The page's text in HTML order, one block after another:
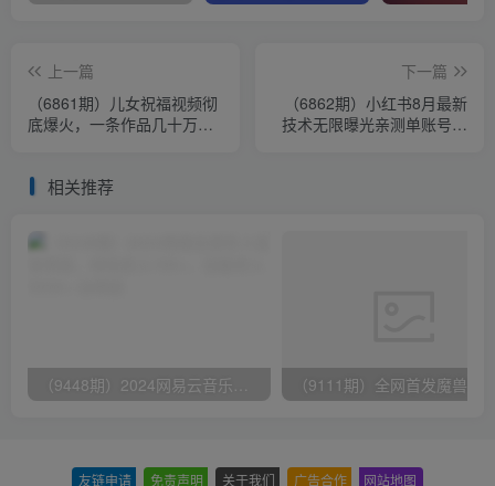
上一篇
（6861期）儿女祝福视频彻
底爆火，一条作品几十万播
下一篇
（6862期）小红书8月最新
技术无限曝光亲测单账号日
相关推荐
友链申请 免责声明 关于我们 广告合作 网站地图